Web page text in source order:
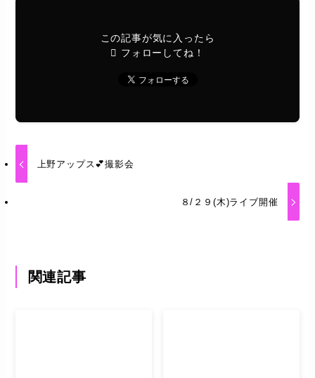
この記事が気に入ったら
フォローしてね！
上野アップス💕撮影会
８/２９(木)ライブ開催
関連記事